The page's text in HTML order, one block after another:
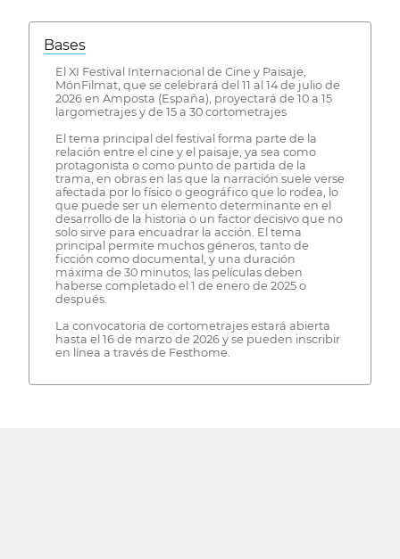
Bases
El XI Festival Internacional de Cine y Paisaje,
MónFilmat, que se celebrará del 11 al 14 de julio de
2026 en Amposta (España), proyectará de 10 a 15
largometrajes y de 15 a 30 cortometrajes
El tema principal del festival forma parte de la
relación entre el cine y el paisaje, ya sea como
protagonista o como punto de partida de la
trama, en obras en las que la narración suele verse
afectada por lo físico o geográfico que lo rodea, lo
que puede ser un elemento determinante en el
desarrollo de la historia o un factor decisivo que no
solo sirve para encuadrar la acción. El tema
principal permite muchos géneros, tanto de
ficción como documental, y una duración
máxima de 30 minutos; las películas deben
haberse completado el 1 de enero de 2025 o
después.
La convocatoria de cortometrajes estará abierta
hasta el 16 de marzo de 2026 y se pueden inscribir
en línea a través de Festhome.